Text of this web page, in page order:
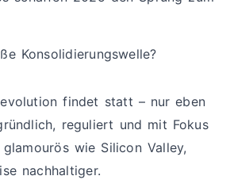
Konsolidierungswelle?
findet statt – nur eben
reguliert und mit Fokus
wie Silicon Valley,
nachhaltiger.